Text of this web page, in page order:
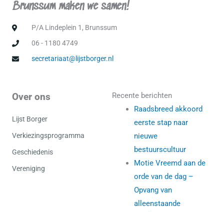
Brunssum maken we samen!
P/A Lindeplein 1, Brunssum
06 - 1180 4749
secretariaat@lijstborger.nl
Over ons
Lijst Borger
Verkiezingsprogramma
Geschiedenis
Vereniging
Recente berichten
Raadsbreed akkoord
eerste stap naar
nieuwe
bestuurscultuur
Motie Vreemd aan de
orde van de dag –
Opvang van
alleenstaande